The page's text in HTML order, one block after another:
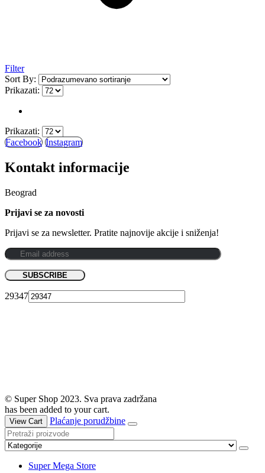
Filter
Sort By:
Prikazati:
Prikazati:
Facebook Instagram
Kontakt informacije
Beograd
Prijavi se za novosti
Prijavi se za newsletter. Pratite najnovije akcije i sniženja!
29347
© Super Shop 2023. Sva prava zadržana
has been added to your cart.
View Cart Plaćanje porudžbine
Super Mega Store